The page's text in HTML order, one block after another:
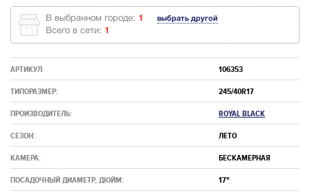
В выбранном городе: 1 выбрать другой
Всего в сети: 1
АРТИКУЛ 106353
ТИПОРАЗМЕР: 245/40R17
ПРОИЗВОДИТЕЛЬ: ROYAL BLACK
СЕЗОН: ЛЕТО
КАМЕРА: БЕСКАМЕРНАЯ
ПОСАДОЧНЫЙ ДИАМЕТР, ДЮЙМ: 17"